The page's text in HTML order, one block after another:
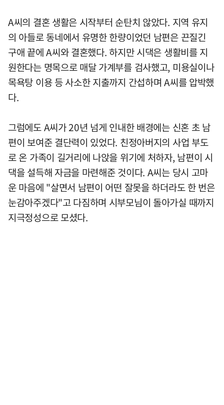
A씨의 결혼 생활은 시작부터 순탄치 않았다. 지역 유지
의 아들로 동네에서 유명한 한량이었던 남편은 끈질긴
구애 끝에 A씨와 결혼했다. 하지만 시댁은 생활비를 지
원한다는 명목으로 매달 가계부를 검사했고, 미용실이나
목욕탕 이용 등 사소한 지출까지 간섭하며 A씨를 압박했
다.
그럼에도 A씨가 20년 넘게 인내한 배경에는 신혼 초 남
편이 보여준 결단력이 있었다. 친정아버지의 사업 부도
로 온 가족이 길거리에 나앉을 위기에 처하자, 남편이 시
댁을 설득해 자금을 마련해준 것이다. A씨는 당시 고마
운 마음에 "살면서 남편이 어떤 잘못을 하더라도 한 번은
눈감아주겠다"고 다짐하며 시부모님이 돌아가실 때까지
지극정성으로 모셨다.